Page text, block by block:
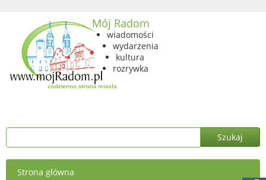
Mój Radom
wiadomości
wydarzenia
kultura
rozrywka
Strona główna